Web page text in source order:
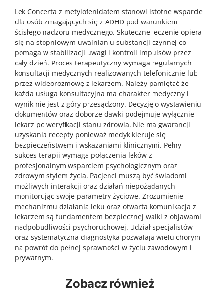
Lek Concerta z metylofenidatem stanowi istotne wsparcie
dla osób zmagających się z ADHD pod warunkiem
ścisłego nadzoru medycznego. Skuteczne leczenie opiera
się na stopniowym uwalnianiu substancji czynnej co
pomaga w stabilizacji uwagi i kontroli impulsów przez
cały dzień. Proces terapeutyczny wymaga regularnych
konsultacji medycznych realizowanych telefonicznie lub
przez wideorozmowę z lekarzem. Należy pamiętać że
każda usługa konsultacyjna ma charakter medyczny i
wynik nie jest z góry przesądzony. Decyzję o wystawieniu
dokumentów oraz doborze dawki podejmuje wyłącznie
lekarz po weryfikacji stanu zdrowia. Nie ma gwarancji
uzyskania recepty ponieważ medyk kieruje się
bezpieczeństwem i wskazaniami klinicznymi. Pełny
sukces terapii wymaga połączenia leków z
profesjonalnym wsparciem psychologicznym oraz
zdrowym stylem życia. Pacjenci muszą być świadomi
możliwych interakcji oraz działań niepożądanych
monitorując swoje parametry życiowe. Zrozumienie
mechanizmu działania leku oraz otwarta komunikacja z
lekarzem są fundamentem bezpiecznej walki z objawami
nadpobudliwości psychoruchowej. Udział specjalistów
oraz systematyczna diagnostyka pozwalają wielu chorym
na powrót do pełnej sprawności w życiu zawodowym i
prywatnym.
Zobacz również